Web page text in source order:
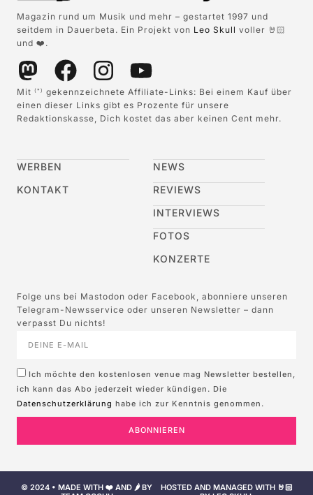
Magazin rund um Musik und mehr – gestartet 1997 und
seitdem in Dauerbeta. Ein Projekt von Leo Skull voller 🤘🏻
und ❤️.
Mit (*)
gekennzeichnete Affiliate-Links: Bei einem Kauf über
einen dieser Links gibt es Prozente für unsere
Redaktionskasse, Dich kostet das aber keinen Cent mehr.
WERBEN
KONTAKT
NEWS
REVIEWS
INTERVIEWS
FOTOS
KONZERTE
Folge uns bei Mastodon oder Facebook, abonniere unseren
Telegram-Newsservice oder unseren Newsletter – dann
verpasst Du nichts!
Ich möchte den kostenlosen venue mag Newsletter bestellen,
ich kann das Abo jederzeit wieder kündigen. Die
Datenschutzerklärung habe ich zur Kenntnis genommen.
ABONNIEREN
© 2024 • MADE WITH ❤️ AND 🌶️ BY
HOSTED AND MANAGED WITH 🤘🏻